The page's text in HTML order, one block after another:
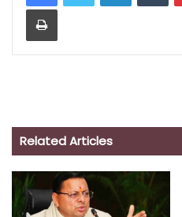
Print
Related Articles